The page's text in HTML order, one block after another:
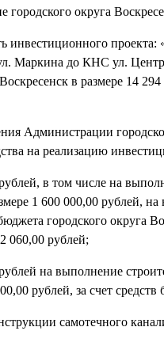
округа
проекта:
Маркина до КНС ул.
в размере 14
Администрации
на реализацию
в том числе на
1 600 000,00 рублей,
городского округа
060,00 рублей;
на выполнение
рублей, за счет
самотечного